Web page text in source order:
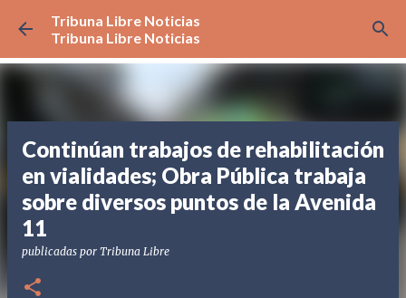
Ir al contenido principal
Tribuna Libre Noticias
Tribuna Libre Noticias
Continúan trabajos de rehabilitación
en vialidades; Obra Pública trabaja
sobre diversos puntos de la Avenida
11
publicadas por Tribuna Libre